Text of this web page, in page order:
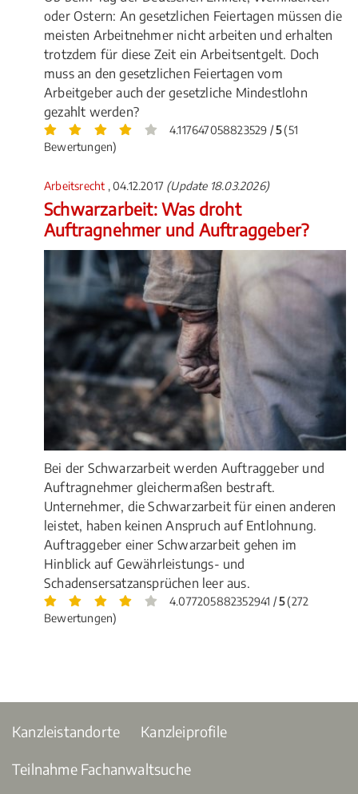
oder Ostern: An gesetzlichen Feiertagen müssen die
meisten Arbeitnehmer nicht arbeiten und erhalten
trotzdem für diese Zeit ein Arbeitsentgelt. Doch
muss an den gesetzlichen Feiertagen vom
Arbeitgeber auch der gesetzliche Mindestlohn
gezahlt werden?
4.117647058823529 /5(51
Bewertungen)
Arbeitsrecht , 04.12.2017 (Update 18.03.2026)
Schwarzarbeit: Was droht
Auftragnehmer und Auftraggeber?
Bei der Schwarzarbeit werden Auftraggeber und
Auftragnehmer gleichermaßen bestraft.
Unternehmer, die Schwarzarbeit für einen anderen
leistet, haben keinen Anspruch auf Entlohnung.
Auftraggeber einer Schwarzarbeit gehen im
Hinblick auf Gewährleistungs- und
Schadensersatzansprüchen leer aus.
4.077205882352941 /5(272
Bewertungen)
Kanzleistandorte Kanzleiprofile
Teilnahme Fachanwaltsuche